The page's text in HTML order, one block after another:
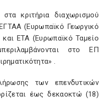
κριτήρια διαχωρισμού
(Ευρωπαϊκό Γεωργικό
και ΕΤΑ (Ευρωπαϊκό Ταμείο
στο ΕΠ
.
των επενδυτικών
έως δεκαοκτώ (18)